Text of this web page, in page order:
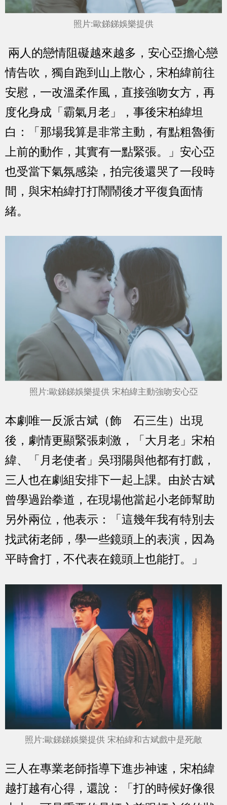
照片:歐銻銻娛樂提供
兩人的戀情阻礙越來越多，安心亞擔心戀
情告吹，獨自跑到山上散心，宋柏緯前往
安慰，一改溫柔作風，直接強吻女方，再
度化身成「霸氣月老」，事後宋柏緯坦
白：「那場我算是非常主動，有點粗魯衝
上前的動作，其實有一點緊張。」安心亞
也受當下氣氛感染，拍完後還哭了一段時
間，與宋柏緯打打鬧鬧後才平復負面情
緒。
照片:歐銻銻娛樂提供 宋柏緯主動強吻安心亞
本劇唯一反派古斌（飾 石三生）出現
後，劇情更顯緊張刺激，「大月老」宋柏
緯、「月老使者」吳珝陽與他都有打戲，
三人也在劇組安排下一起上課。由於古斌
曾學過跆拳道，在現場他當起小老師幫助
另外兩位，他表示：「這幾年我有特別去
找武術老師，學一些鏡頭上的表演，因為
平時會打，不代表在鏡頭上也能打。」
照片:歐銻銻娛樂提供 宋柏緯和古斌戲中是死敵
三人在專業老師指導下進步神速，宋柏緯
越打越有心得，還說：「打的時候好像很